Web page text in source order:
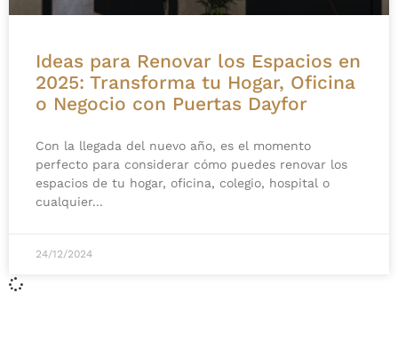
Ideas para Renovar los Espacios en
2025: Transforma tu Hogar, Oficina
o Negocio con Puertas Dayfor
Con la llegada del nuevo año, es el momento
perfecto para considerar cómo puedes renovar los
espacios de tu hogar, oficina, colegio, hospital o
cualquier
24/12/2024